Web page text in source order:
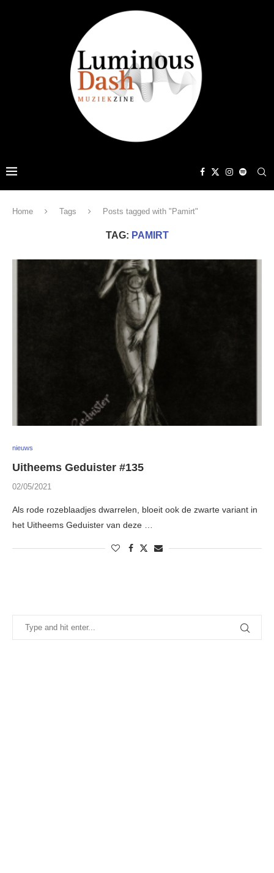
Home Tags Posts tagged with "Pamirt"
TAG: PAMIRT
nieuws
Uitheems Geduister #135
02/05/2021
Als rode rozeblaadjes dwarrelen, bloeit ook de zwarte variant in
het Uitheems Geduister van deze …